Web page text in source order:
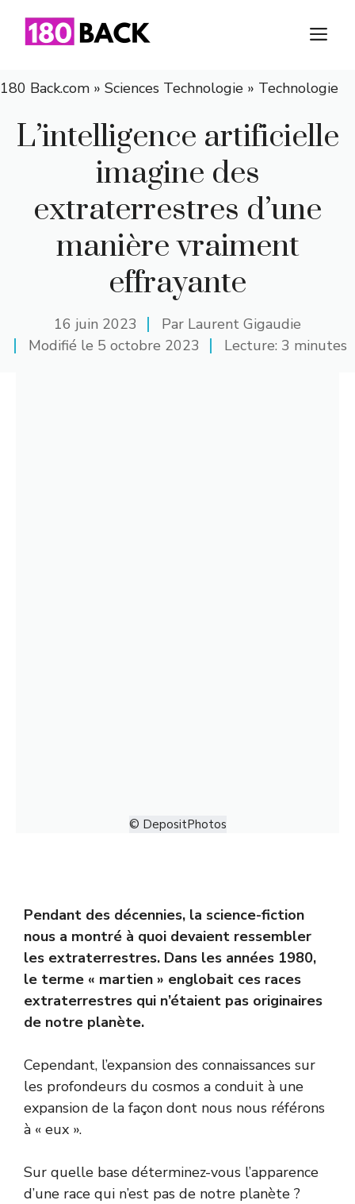
180 Back.com » Sciences Technologie » Technologie
L’intelligence artificielle
imagine des
extraterrestres d’une
manière vraiment
effrayante
16 juin 2023 Par Laurent Gigaudie
Modifié le 5 octobre 2023 Lecture: 3 minutes
© DepositPhotos
Pendant des décennies, la science-fiction
nous a montré à quoi devaient ressembler
les extraterrestres. Dans les années 1980,
le terme « martien » englobait ces races
extraterrestres qui n’étaient pas originaires
de notre planète.
Cependant, l’expansion des connaissances sur
les profondeurs du cosmos a conduit à une
expansion de la façon dont nous nous référons
à « eux ».
Sur quelle base déterminez-vous l’apparence
d’une race qui n’est pas de notre planète ?